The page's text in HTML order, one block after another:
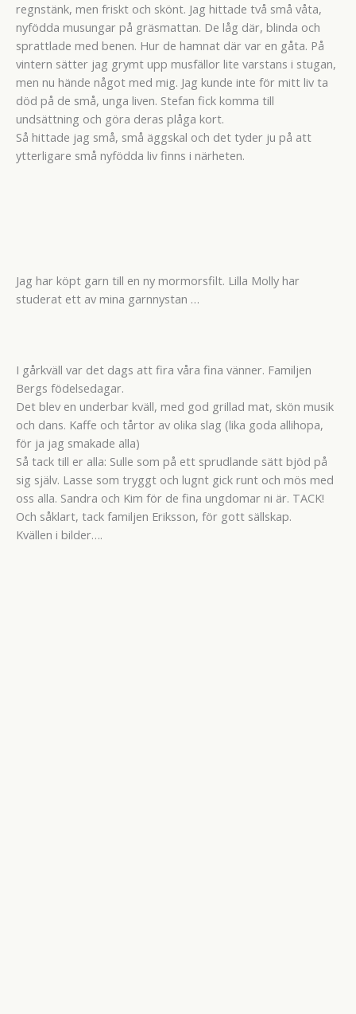
regnstänk, men friskt och skönt. Jag hittade två små våta,
nyfödda musungar på gräsmattan. De låg där, blinda och
sprattlade med benen. Hur de hamnat där var en gåta. På
vintern sätter jag grymt upp musfällor lite varstans i stugan,
men nu hände något med mig. Jag kunde inte för mitt liv ta
död på de små, unga liven. Stefan fick komma till
undsättning och göra deras plåga kort.
Så hittade jag små, små äggskal och det tyder ju på att
ytterligare små nyfödda liv finns i närheten.
Jag har köpt garn till en ny mormorsfilt. Lilla Molly har
studerat ett av mina garnnystan …
I gårkväll var det dags att fira våra fina vänner. Familjen
Bergs födelsedagar.
Det blev en underbar kväll, med god grillad mat, skön musik
och dans. Kaffe och tårtor av olika slag (lika goda allihopa,
för ja jag smakade alla)
Så tack till er alla: Sulle som på ett sprudlande sätt bjöd på
sig själv. Lasse som tryggt och lugnt gick runt och mös med
oss alla. Sandra och Kim för de fina ungdomar ni är. TACK!
Och såklart, tack familjen Eriksson, för gott sällskap.
Kvällen i bilder….